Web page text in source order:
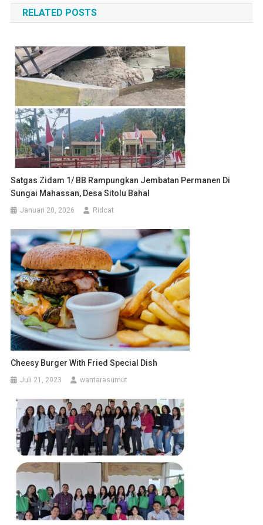
RELATED POSTS
Satgas Zidam 1/ BB Rampungkan Jembatan Permanen Di
Sungai Mahassan, Desa Sitolu Bahal
Januari 20, 2026 Ridcat
Cheesy Burger With Fried Special Dish
Juli 21, 2023 wantarasumut